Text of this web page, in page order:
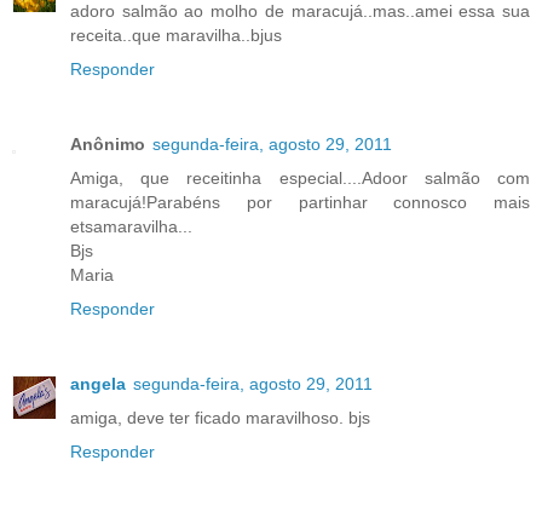
adoro salmão ao molho de maracujá..mas..amei essa sua
receita..que maravilha..bjus
Responder
Anônimo segunda-feira, agosto 29, 2011
Amiga, que receitinha especial....Adoor salmão com
maracujá!Parabéns por partinhar connosco mais
etsamaravilha...
Bjs
Maria
Responder
angela segunda-feira, agosto 29, 2011
amiga, deve ter ficado maravilhoso. bjs
Responder